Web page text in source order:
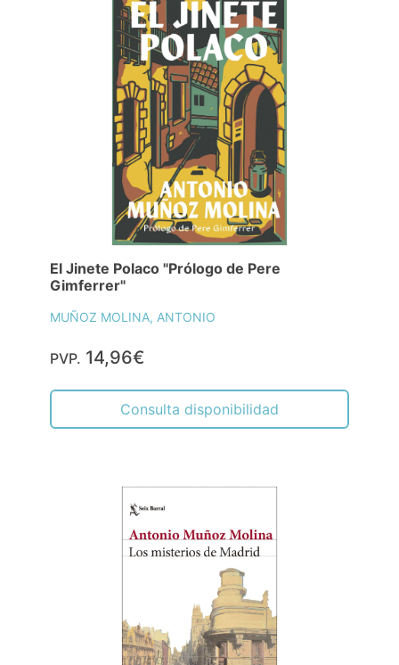
El Jinete Polaco "Prólogo de Pere
Gimferrer"
MUÑOZ MOLINA, ANTONIO
PVP. 14,96€
Consulta disponibilidad